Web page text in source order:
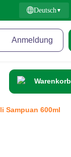
Deutsch
Anmeldung
Warenkorb
Sampuan 600ml